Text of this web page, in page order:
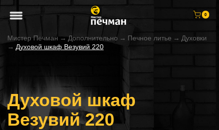
0
Мистер Печман →Дополнительно → Печное литье → Духовки
→ Духовой шкаф Везувий 220
Духовой шкаф
Везувий 220